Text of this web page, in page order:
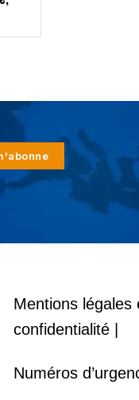
Mentions légales
confidentialité |
Numéros